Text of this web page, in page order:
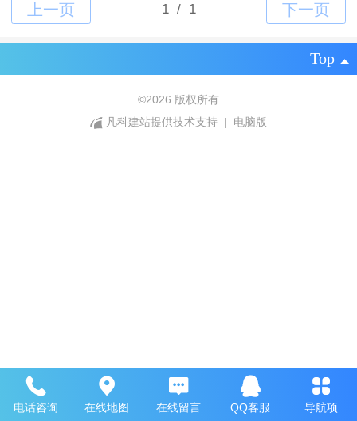
Top
©2026 版权所有
凡科建站提供技术支持
| 电脑版
电话咨询 在线地图 在线留言 QQ客服 导航项